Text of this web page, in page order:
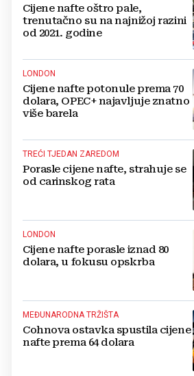
Cijene nafte oštro pale,
trenutačno su na najnižoj razini
od 2021. godine
LONDON
Cijene nafte potonule prema 70
dolara, OPEC+ najavljuje znatno
više barela
TREĆI TJEDAN ZAREDOM
Porasle cijene nafte, strahuje se
od carinskog rata
LONDON
Cijene nafte porasle iznad 80
dolara, u fokusu opskrba
MEĐUNARODNA TRŽIŠTA
Cohnova ostavka spustila cijene
nafte prema 64 dolara